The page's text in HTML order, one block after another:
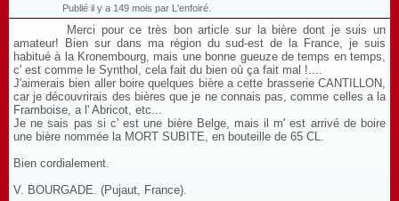
Publié il y a 149 mois par L'enfoiré.
Merci pour ce très bon article sur la bière dont je suis un
amateur! Bien sur dans ma région du sud-est de la France, je suis
habitué à la Kronembourg, mais une bonne gueuze de temps en temps,
c' est comme le Synthol, cela fait du bien où ça fait mal !....
J'aimerais bien aller boire quelques bière a cette brasserie CANTILLON,
car je découvrirais des bières que je ne connais pas, comme celles a la
Framboise, a l' Abricot, etc...
Je ne sais pas si c' est une bière Belge, mais il m' est arrivé de boire
une bière nommée la MORT SUBITE, en bouteille de 65 CL.
Bien cordialement.
V. BOURGADE. (Pujaut, France).